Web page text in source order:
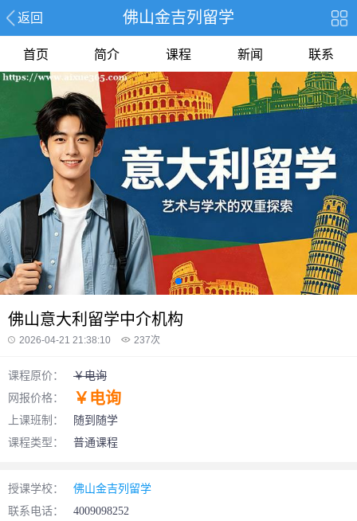
返回 佛山金吉列留学
首页 简介 课程 新闻 联系
佛山意大利留学中介机构
2026-04-21 21:38:10 237次
课程原价：
￥电询
网报价格：
￥电询
上课班制：
随到随学
课程类型：
普通课程
授课学校：
佛山金吉列留学
联系电话：
4009098252